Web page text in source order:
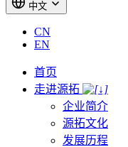
中文
CN
EN
首页
走进源拓
企业简介
源拓文化
发展历程